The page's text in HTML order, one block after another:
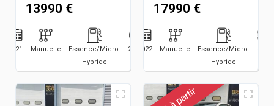
13990 €
2021 Manuelle
Essence/Micro-
Hybride
27581
17990 €
2022 Manuelle
Essence/Micro-
Hybride